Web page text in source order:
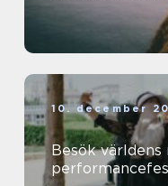
10. december
Besök